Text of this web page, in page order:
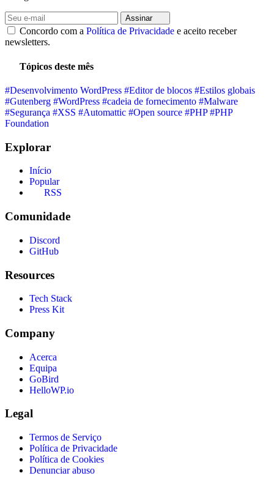
Assinar
Concordo com a Política de Privacidade e aceito receber
newsletters.
Tópicos deste mês
#Desenvolvimento WordPress #Editor de blocos #Estilos globais
#Gutenberg #WordPress #cadeia de fornecimento #Malware
#Segurança #XSS #Automattic #Open source #PHP #PHP
Foundation
Explorar
Início
Popular
RSS
Comunidade
Discord
GitHub
Resources
Tech Stack
Press Kit
Company
Acerca
Equipa
GoBird
HelloWP.io
Legal
Termos de Serviço
Política de Privacidade
Política de Cookies
Denunciar abuso